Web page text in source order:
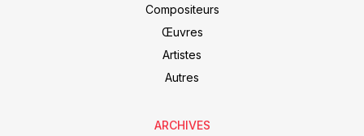
Compositeurs
Œuvres
Artistes
Autres
ARCHIVES